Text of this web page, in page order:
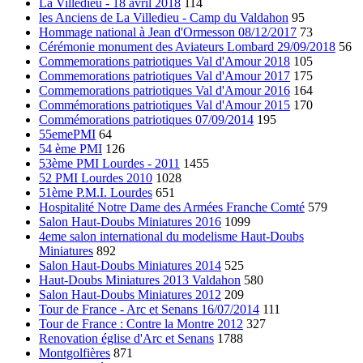
La Villedieu - 18 avril 2018 114
les Anciens de La Villedieu - Camp du Valdahon 95
Hommage national à Jean d'Ormesson 08/12/2017 73
Cérémonie monument des Aviateurs Lombard 29/09/2018 56
Commemorations patriotiques Val d'Amour 2018 105
Commemorations patriotiques Val d'Amour 2017 175
Commemorations patriotiques Val d'Amour 2016 164
Commémorations patriotiques Val d'Amour 2015 170
Commémorations patriotiques 07/09/2014 195
55emePMI 64
54 ème PMI 126
53ème PMI Lourdes - 2011 1455
52 PMI Lourdes 2010 1028
51ème P.M.I. Lourdes 651
Hospitalité Notre Dame des Armées Franche Comté 579
Salon Haut-Doubs Miniatures 2016 1099
4eme salon international du modelisme Haut-Doubs
Miniatures 892
Salon Haut-Doubs Miniatures 2014 525
Haut-Doubs Miniatures 2013 Valdahon 580
Salon Haut-Doubs Miniatures 2012 209
Tour de France - Arc et Senans 16/07/2014 111
Tour de France : Contre la Montre 2012 327
Renovation église d'Arc et Senans 1788
Montgolfières 871